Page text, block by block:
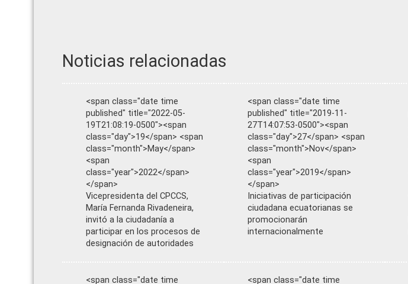
Noticias relacionadas
<span class="date time
published" title="2022-05-
19T21:08:19-0500"><span
class="day">19</span> <span
class="month">May</span>
<span
class="year">2022</span>
</span>
Vicepresidenta del CPCCS,
María Fernanda Rivadeneira,
invitó a la ciudadanía a
participar en los procesos de
designación de autoridades
<span class="date time
published" title="2019-11-
27T14:07:53-0500"><span
class="day">27</span> <span
class="month">Nov</span>
<span
class="year">2019</span>
</span>
Iniciativas de participación
ciudadana ecuatorianas se
promocionarán
internacionalmente
<span class="date time
<span class="date time